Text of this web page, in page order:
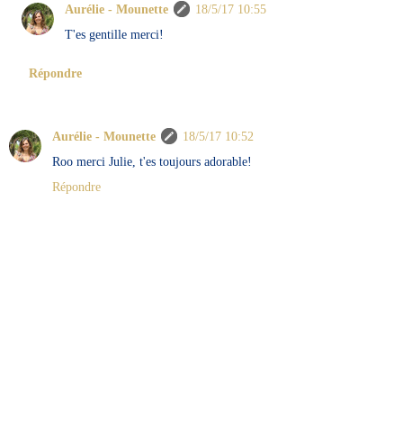
Aurélie - Mounette
18/5/17 10:55
T'es gentille merci!
Répondre
Aurélie - Mounette
18/5/17 10:52
Roo merci Julie, t'es toujours adorable!
Répondre